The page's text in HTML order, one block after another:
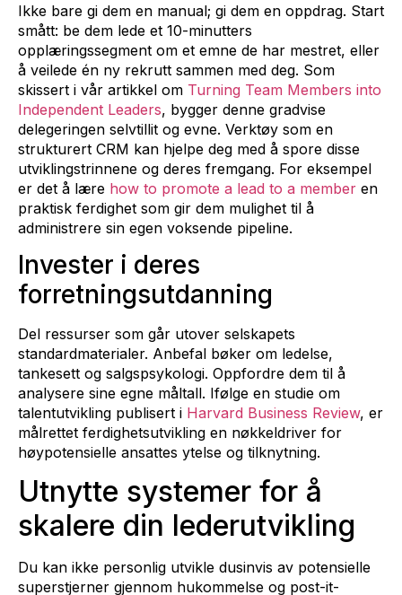
Ikke bare gi dem en manual; gi dem en oppdrag. Start
smått: be dem lede et 10-minutters
opplæringssegment om et emne de har mestret, eller
å veilede én ny rekrutt sammen med deg. Som
skissert i vår artikkel om Turning Team Members into
Independent Leaders, bygger denne gradvise
delegeringen selvtillit og evne. Verktøy som en
strukturert CRM kan hjelpe deg med å spore disse
utviklingstrinnene og deres fremgang. For eksempel
er det å lære how to promote a lead to a member en
praktisk ferdighet som gir dem mulighet til å
administrere sin egen voksende pipeline.
Invester i deres
forretningsutdanning
Del ressurser som går utover selskapets
standardmaterialer. Anbefal bøker om ledelse,
tankesett og salgspsykologi. Oppfordre dem til å
analysere sine egne måltall. Ifølge en studie om
talentutvikling publisert i Harvard Business Review, er
målrettet ferdighetsutvikling en nøkkeldriver for
høypotensielle ansattes ytelse og tilknytning.
Utnytte systemer for å
skalere din lederutvikling
Du kan ikke personlig utvikle dusinvis av potensielle
superstjerner gjennom hukommelse og post-it-